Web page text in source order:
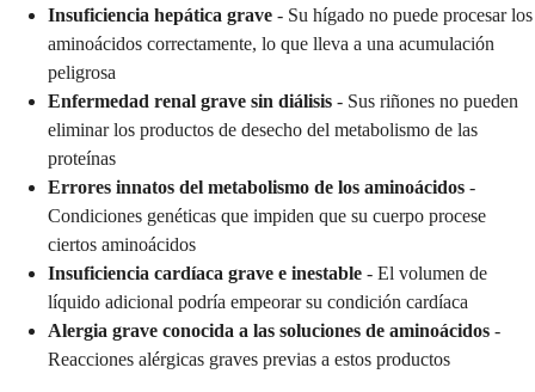
Insuficiencia hepática grave - Su hígado no puede procesar los
aminoácidos correctamente, lo que lleva a una acumulación
peligrosa
Enfermedad renal grave sin diálisis - Sus riñones no pueden
eliminar los productos de desecho del metabolismo de las
proteínas
Errores innatos del metabolismo de los aminoácidos -
Condiciones genéticas que impiden que su cuerpo procese
ciertos aminoácidos
Insuficiencia cardíaca grave e inestable - El volumen de
líquido adicional podría empeorar su condición cardíaca
Alergia grave conocida a las soluciones de aminoácidos -
Reacciones alérgicas graves previas a estos productos